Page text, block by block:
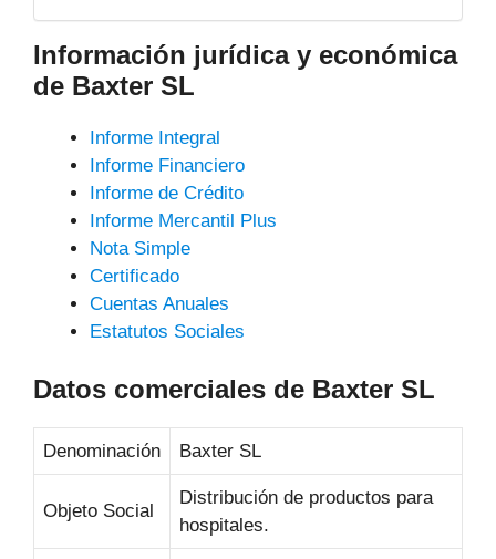
Información jurídica y económica
de Baxter SL
Informe Integral
Informe Financiero
Informe de Crédito
Informe Mercantil Plus
Nota Simple
Certificado
Cuentas Anuales
Estatutos Sociales
Datos comerciales de Baxter SL
Denominación Baxter SL
Objeto Social
Distribución de productos para
hospitales.